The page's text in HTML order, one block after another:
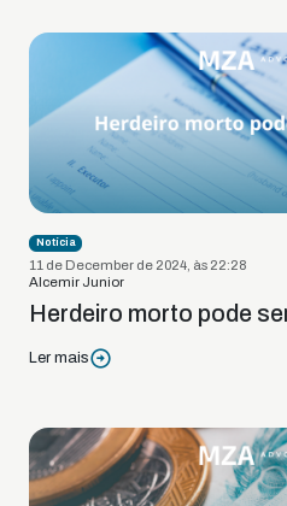
Notícia
11 de December de 2024, às 22:28
Alcemir Junior
Herdeiro morto pode
Ler mais